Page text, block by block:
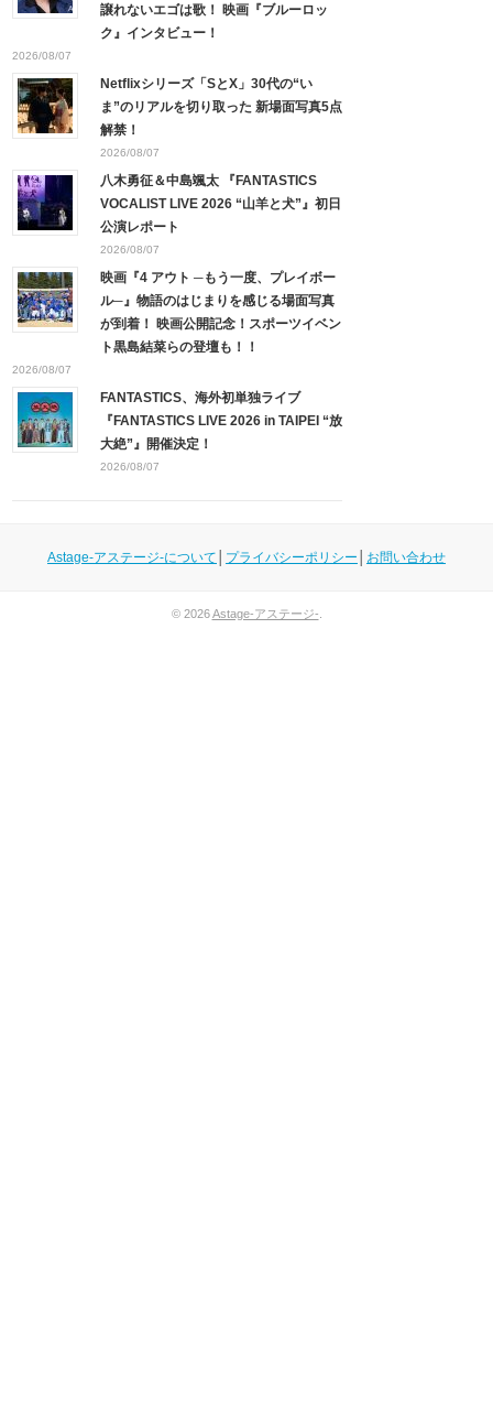
譲れないエゴは歌！ 映画『ブルーロッ
ク』インタビュー！
2026/08/07
Netflixシリーズ「SとX」30代の“い
ま”のリアルを切り取った 新場面写真5点
解禁！
2026/08/07
八木勇征＆中島颯太 『FANTASTICS
VOCALIST LIVE 2026 “山羊と犬”』初日
公演レポート
2026/08/07
映画『4 アウト ─もう一度、プレイボー
ル─』物語のはじまりを感じる場面写真
が到着！ 映画公開記念！スポーツイベン
ト黒島結菜らの登壇も！！
2026/08/07
FANTASTICS、海外初単独ライブ
『FANTASTICS LIVE 2026 in TAIPEI “放
大絶”』開催決定！
2026/08/07
Astage-アステージ-について プライバシーポリシー お問い合わせ
© 2026Astage-アステージ-